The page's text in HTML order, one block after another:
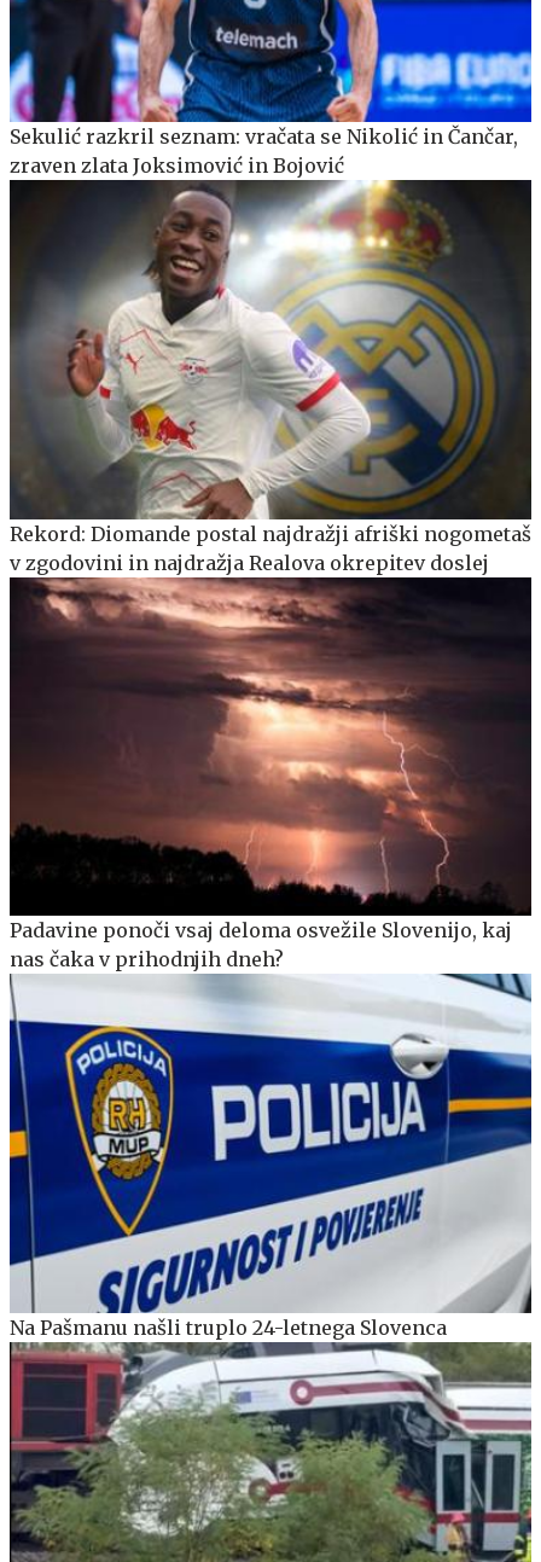
Sekulić razkril seznam: vračata se Nikolić in Čančar,
zraven zlata Joksimović in Bojović
Rekord: Diomande postal najdražji afriški nogometaš
v zgodovini in najdražja Realova okrepitev doslej
Padavine ponoči vsaj deloma osvežile Slovenijo, kaj
nas čaka v prihodnjih dneh?
Na Pašmanu našli truplo 24-letnega Slovenca